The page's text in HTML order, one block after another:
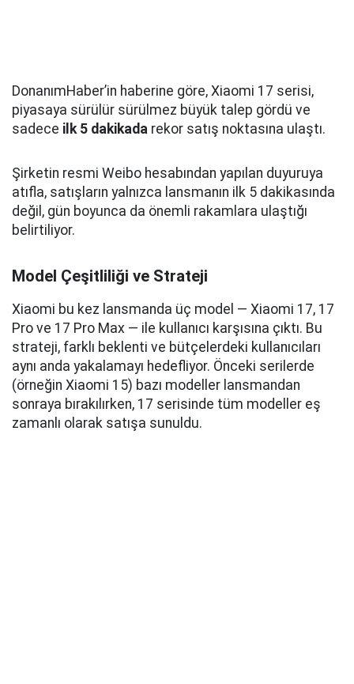
DonanımHaber’in haberine göre, Xiaomi 17 serisi,
piyasaya sürülür sürülmez büyük talep gördü ve
sadece ilk 5 dakikada rekor satış noktasına ulaştı.
Şirketin resmi Weibo hesabından yapılan duyuruya
atıfla, satışların yalnızca lansmanın ilk 5 dakikasında
değil, gün boyunca da önemli rakamlara ulaştığı
belirtiliyor.
Model Çeşitliliği ve Strateji
Xiaomi bu kez lansmanda üç model — Xiaomi 17, 17
Pro ve 17 Pro Max — ile kullanıcı karşısına çıktı. Bu
strateji, farklı beklenti ve bütçelerdeki kullanıcıları
aynı anda yakalamayı hedefliyor. Önceki serilerde
(örneğin Xiaomi 15) bazı modeller lansmandan
sonraya bırakılırken, 17 serisinde tüm modeller eş
zamanlı olarak satışa sunuldu.